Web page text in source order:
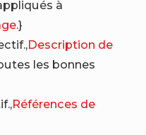
à
.}
Description de
les bonnes
Références de